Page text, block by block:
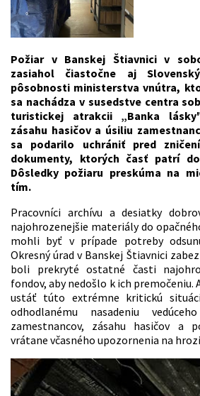
Požiar v Banskej Štiavnici v
zasiahol čiastočne aj
pôsobnosti ministerstva vnútra,
sa nachádza v susedstve centra
turistickej atrakcii „Banka
zásahu hasičov a úsiliu
sa podarilo uchrániť pred
dokumenty, ktorých časť patrí do
Dôsledky požiaru preskúma na
tím.
Pracovníci archívu a desiatky
najohrozenejšie materiály do
mohli byť v prípade potreby
Okresný úrad v Banskej Štiavnici
boli prekryté ostatné časti
fondov, aby nedošlo k ich premočeniu.
ustáť túto extrémne kritickú
odhodlanému nasadeniu
zamestnancov, zásahu hasičov a
vrátane včasného upozornenia na